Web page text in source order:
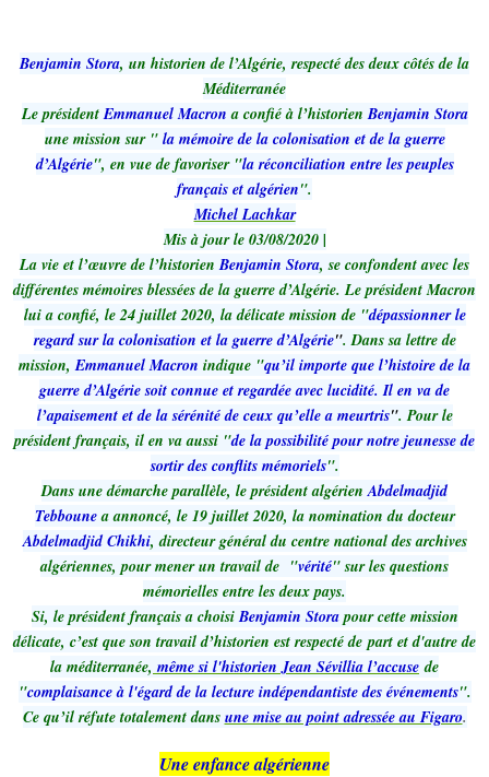
Benjamin Stora, un historien de l’Algérie, respecté des deux côtés de la
Méditerranée
Le présidentEmmanuel Macron a confié à l’historienBenjamin Stora
une mission sur " la mémoire de la colonisation et de la guerre
d’Algérie", en vue de favoriser "la réconciliation entre les peuples
français et algérien".
Michel Lachkar
Mis à jour le 03/08/2020 |
La vie et l’œuvre de l’historien Benjamin Stora, se confondent avec les
différentes mémoires blessées de la guerre d’Algérie. Le président Macron
lui a confié, le 24 juillet 2020, la délicate mission de "dépassionner le
regard sur la colonisation et la guerre d’Algérie". Dans sa lettre de
mission,Emmanuel Macron indique "qu’il importe que l’histoire de la
guerre d’Algérie soit connue et regardée avec lucidité. Il en va de
l’apaisement et de la sérénité de ceux qu’elle a meurtris". Pour le
président français, il en va aussi "de la possibilité pour notre jeunesse de
sortir des conflits mémoriels".
Dans une démarche parallèle, le président algérien Abdelmadjid
Tebboune a annoncé, le 19 juillet 2020, la nomination du docteur
Abdelmadjid Chikhi, directeur général du centre national des archives
algériennes, pour mener un travail de "vérité" sur les questions
mémorielles entre les deux pays.
Si, le président français a choisiBenjamin Storapour cette mission
délicate, c’est que son travail d’historien est respecté de part et d'autre de
la méditerranée, même si l'historien Jean Sévillia l’accuse de
"complaisance à l'égard de la lecture indépendantiste des événements".
Ce qu’il réfute totalement dans une mise au point adressée au Figaro.
Une enfance algérienne